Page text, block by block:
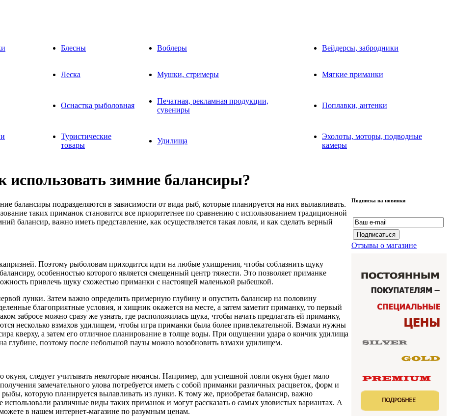
Блесны Воблеры Вейдерсы, забродники
Леска Мушки, стримеры Мягкие приманки
Оснастка рыболовная
Печатная, рекламная продукции,
сувениры
Поплавки, антенки
Туристические
товары
Удилища
Эхолоты, моторы, подводные
камеры
зимние балансиры?
балансиры подразделяются в зависимости от вида рыб, которые планируется на них вылавливать.
таких приманок становится все приоритетнее по сравнению с использованием традиционной
балансир, важно иметь представление, как осуществляется такая ловля, и как сделать верный
Поэтому рыболовам приходится идти на любые ухищрения, чтобы соблазнить щуку
особенностью которого является смещенный центр тяжести. Это позволяет приманке
привлечь щуку схожестью приманки с настоящей маленькой рыбешкой.
лунки. Затем важно определить примерную глубину и опустить балансир на половину
благоприятные условия, и хищник окажется на месте, а затем заметит приманку, то первый
забросе можно сразу же узнать, где расположилась щука, чтобы начать предлагать ей приманку,
несколько взмахов удилищем, чтобы игра приманки была более привлекательной. Взмахи нужны
кверху, а затем его отличное планирование в толще воды. При ощущении удара о кончик удилища
глубине, поэтому после небольшой паузы можно возобновить взмахи удилищем.
следует учитывать некоторые нюансы. Например, для успешной ловли окуня будет мало
замечательного улова потребуется иметь с собой приманки различных расцветок, форм и
рыбы, которую планируется вылавливать из лунки. К тому же, приобретая балансир, важно
различные виды таких приманок и могут рассказать о самых уловистых вариантах. А
в нашем интернет-магазине по разумным ценам.
Подписка на новинки
Отзывы о магазине